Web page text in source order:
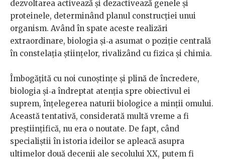
dezvoltarea activează și dezactivează genele și
proteinele, determinând planul construcției unui
organism. Având în spate aceste realizări
extraordinare, biologia și‑a asumat o poziție centrală
în constelația științelor, rivalizând cu fizica și chimia.
Îmbogățită cu noi cunoștințe și plină de încredere,
biologia și‑a îndreptat atenția spre obiectivul ei
suprem, înțelegerea naturii biologice a minții omului.
Această tentativă, considerată multă vreme a fi
preștiințifică, nu era o noutate. De fapt, când
specialiștii în istoria ideilor se apleacă asupra
ultimelor două decenii ale secolului XX, putem fi